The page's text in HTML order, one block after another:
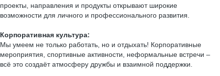
проекты, направления и продукты открывают широкие
возможности для личного и профессионального развития.
Корпоративная культура:
Мы умеем не только работать, но и отдыхать! Корпоративные
мероприятия, спортивные активности, неформальные встречи –
всё это создаёт атмосферу дружбы и взаимной поддержки.